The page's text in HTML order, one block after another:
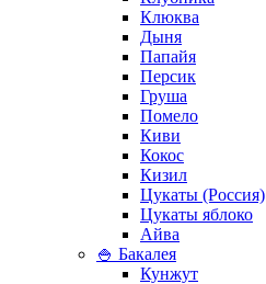
Клюква
Дыня
Папайя
Персик
Груша
Помело
Киви
Кокос
Кизил
Цукаты (Россия)
Цукаты яблоко
Айва
🍚 Бакалея
Кунжут